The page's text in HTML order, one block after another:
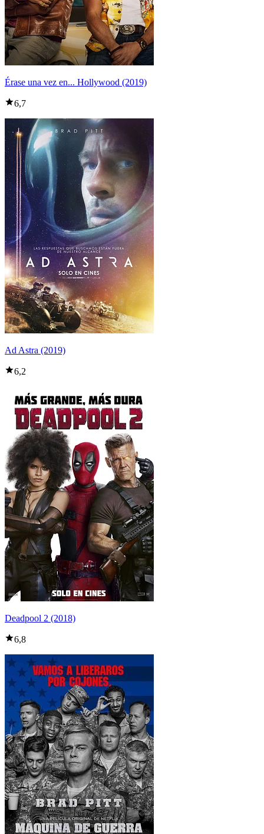
Érase una vez en... Hollywood (2019)
6,7
Ad Astra (2019)
6,2
Deadpool 2 (2018)
6,8